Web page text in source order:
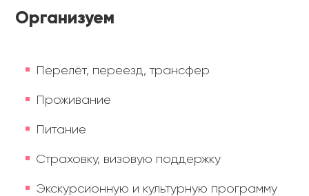
Организуем
Перелёт, переезд, трансфер
Проживание
Питание
Страховку, визовую поддержку
Экскурсионную и культурную программу